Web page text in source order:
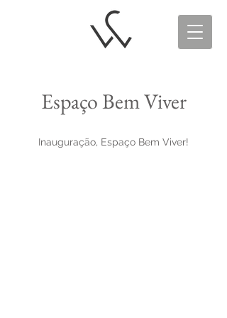
Espaço Bem Viver
Inauguração, Espaço Bem Viver!